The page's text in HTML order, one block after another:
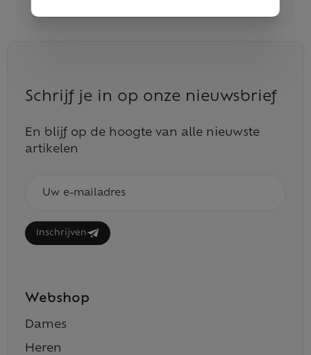
Schrijf je in op onze nieuwsbrief
En blijf op de hoogte van alle nieuwste
artikelen
mailadres
Inschrijven
Webshop
Dames
Heren